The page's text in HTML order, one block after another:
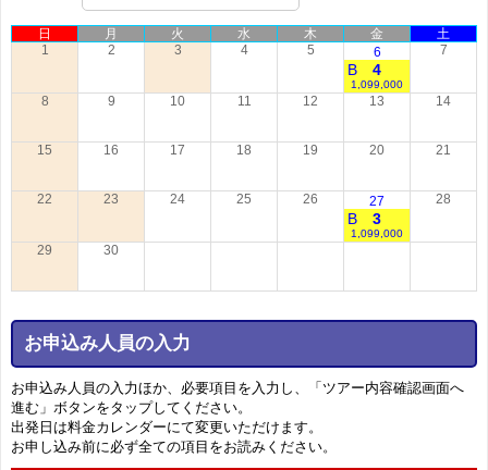
日 月 火 水 木 金
土
1
2 3 4 5 6
4
B
1,099,000
7
8 9 10 11 12 13 14
15 16 17 18 19 20 21
22 23 24 25 26 27
3
B
1,099,000
28
29 30
お申込み人員の入力
お申込み人員の入力ほか、必要項目を入力し、「ツアー内容確認画面へ
進む」ボタンをタップしてください。
出発日は料金カレンダーにて変更いただけます。
お申し込み前に必ず全ての項目をお読みください。